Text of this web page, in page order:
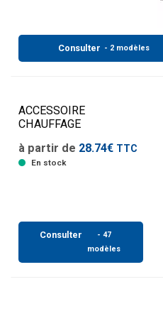
Consulter - 2 modèles
ACCESSOIRE
CHAUFFAGE
à partir de 28.74€ TTC
En stock
Consulter
- 47
modèles